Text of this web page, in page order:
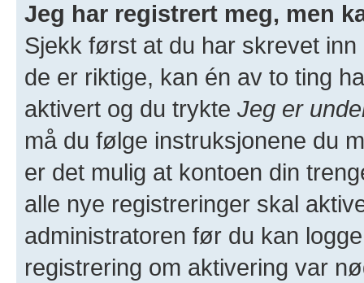
Jeg har registrert meg, men
Sjekk først at du har skrevet
de er riktige, kan én av to ting
aktivert og du trykte Jeg er
må du følge instruksjonene du
er det mulig at kontoen din
alle nye registreringer skal
administratoren før du kan
registrering om aktivering var